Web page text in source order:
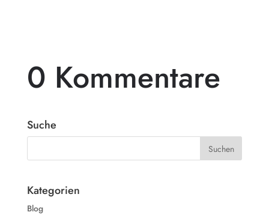
0 Kommentare
Suche
Kategorien
Blog